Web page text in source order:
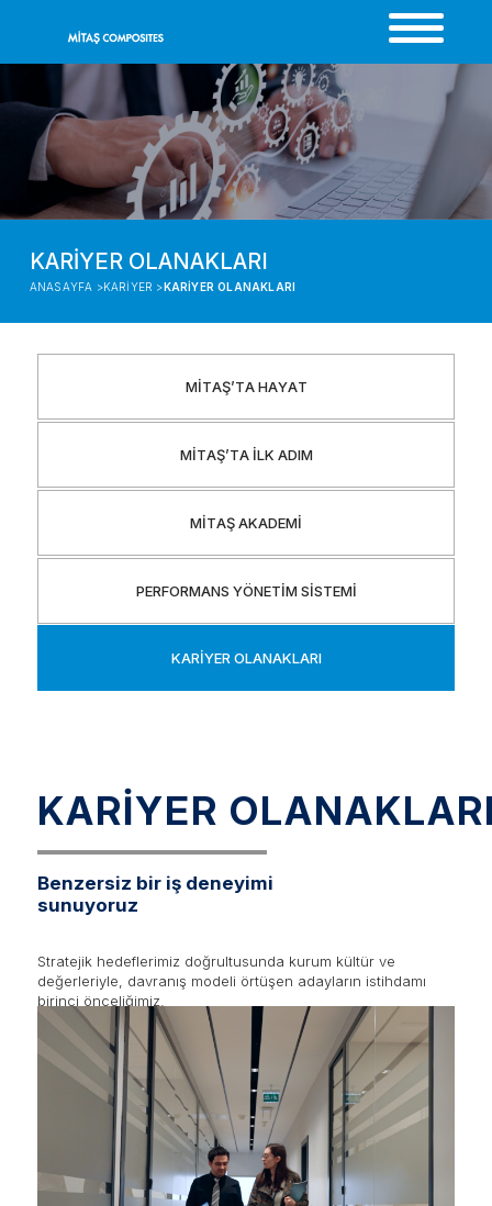
KARİYER OLANAKLARI
ANASAYFA >KARİYER >KARİYER OLANAKLARI
MİTAŞ’TA HAYAT
MİTAŞ’TA İLK ADIM
MİTAŞ AKADEMİ
PERFORMANS YÖNETİM SİSTEMİ
KARİYER OLANAKLARI
KARİYER
Benzersiz bir iş deneyimi
sunuyoruz
Stratejik hedeflerimiz doğrultusunda kurum kültür ve
değerleriyle, davranış modeli örtüşen adayların istihdamı
birinci önceliğimiz.
Kariyer olanaklarımızı inceleyerek bu sürecin nasıl bir
parçası olabileceğinizi keşfedin.
MİTAŞ Kompozit'deki iş fırsatlarınaburaya tıklayarak
ulaşabilirsiniz.